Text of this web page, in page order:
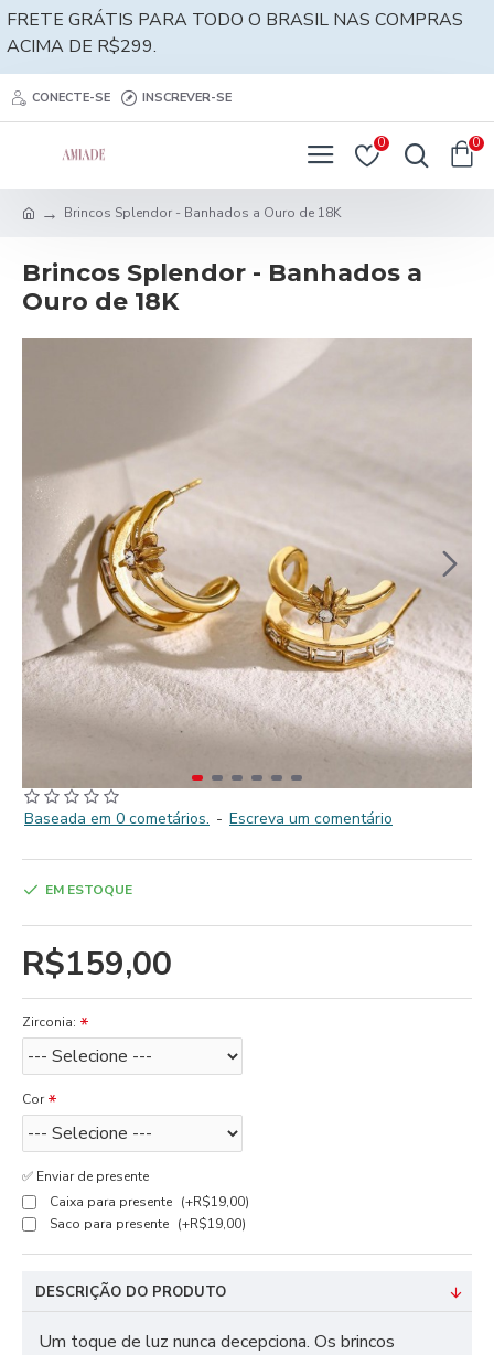
FRETE GRÁTIS PARA TODO O BRASIL NAS COMPRAS
ACIMA DE R$299.
CONECTE-SE INSCREVER-SE
0 0
Brincos Splendor - Banhados a Ouro de 18K
Brincos Splendor - Banhados a
Ouro de 18K
Baseada em 0 cometários. - Escreva um comentário
R$159,00
EM ESTOQUE
Zirconia:
Cor
✅ Enviar de presente
Caixa para presente (+R$19,00)
Saco para presente (+R$19,00)
DESCRIÇÃO DO PRODUTO
Um toque de luz nunca decepciona. Os brincos